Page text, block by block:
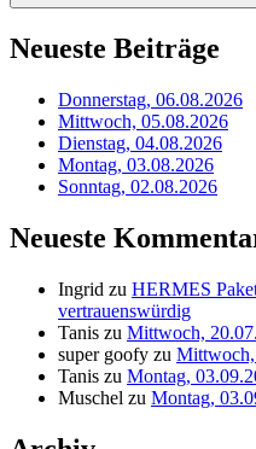
Neueste Beiträge
Donnerstag, 06.08.2026
Mittwoch, 05.08.2026
Dienstag, 04.08.2026
Montag, 03.08.2026
Sonntag, 02.08.2026
Neueste
Ingrid zu HERMES
vertrauenswürdig
Tanis zu Mittwoch,
super goofy zu
Tanis zu Montag,
Muschel zu Montag,